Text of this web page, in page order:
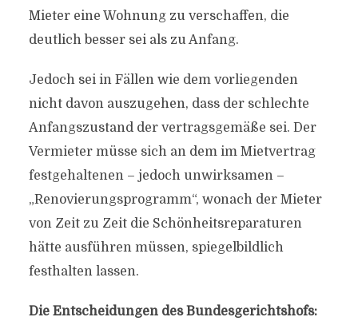
Mieter eine Wohnung zu verschaffen, die
deutlich besser sei als zu Anfang.
Jedoch sei in Fällen wie dem vorliegenden
nicht davon auszugehen, dass der schlechte
Anfangszustand der vertragsgemäße sei. Der
Vermieter müsse sich an dem im Mietvertrag
festgehaltenen – jedoch unwirksamen –
„Renovierungsprogramm“, wonach der Mieter
von Zeit zu Zeit die Schönheitsreparaturen
hätte ausführen müssen, spiegelbildlich
festhalten lassen.
Die Entscheidungen des Bundesgerichtshofs: